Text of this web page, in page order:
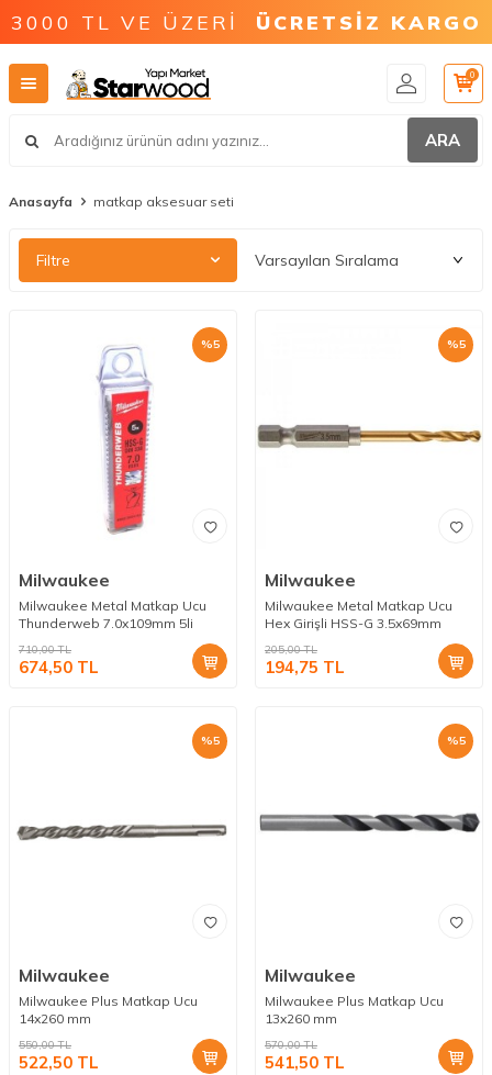
3000 TL VE ÜZERİ ÜCRETSİZ KARGO
ARA
0
Anasayfa matkap aksesuar seti
Filtre
%5
Milwaukee
Milwaukee Metal Matkap Ucu
Thunderweb 7.0x109mm 5li
710,00TL
674,50 TL
%5
Milwaukee
Milwaukee Metal Matkap Ucu
Hex Girişli HSS-G 3.5x69mm
205,00TL
194,75 TL
%5
Milwaukee
Milwaukee Plus Matkap Ucu
14x260 mm
550,00TL
522,50 TL
%5
Milwaukee
Milwaukee Plus Matkap Ucu
13x260 mm
570,00TL
541,50 TL